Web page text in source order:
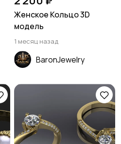
Женское Кольцо 3D
модель
1 месяц назад
BaronJewelry